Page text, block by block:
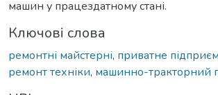
машин у працездатному стані.
Ключові слова
ремонтні майстерні, приватне
ремонт техніки, машинно-тракторний